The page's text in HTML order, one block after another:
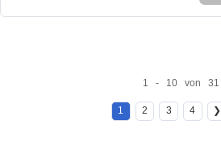
1 - 10 von 31
1 2 3 4 ❯